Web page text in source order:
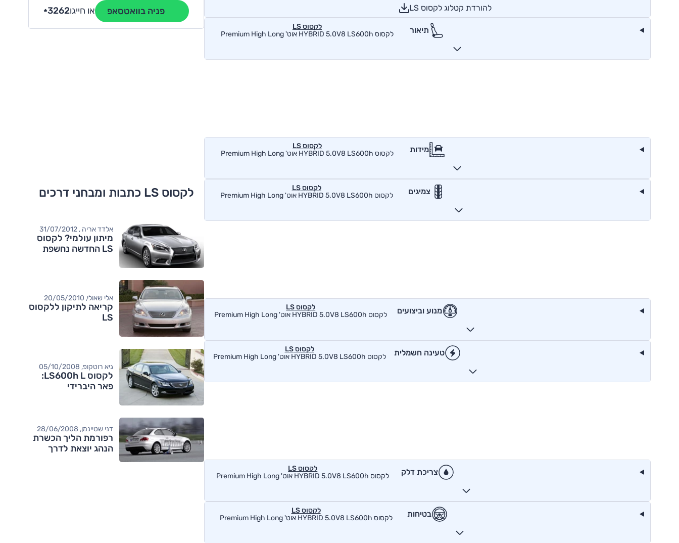
להורדת קטלוג לקסוס LS
תיאור
לקסוס LS
לקסוס HYBRID 5.0V8 LS600h אוט' Premium High Long
מידות
לקסוס LS
לקסוס HYBRID 5.0V8 LS600h אוט' Premium High Long
צמיגים
לקסוס LS
לקסוס HYBRID 5.0V8 LS600h אוט' Premium High Long
מנוע וביצועים
לקסוס LS
לקסוס HYBRID 5.0V8 LS600h אוט' Premium High Long
טעינה חשמלית
לקסוס LS
לקסוס HYBRID 5.0V8 LS600h אוט' Premium High Long
צריכת דלק
לקסוס LS
לקסוס HYBRID 5.0V8 LS600h אוט' Premium High Long
בטיחות
לקסוס LS
לקסוס HYBRID 5.0V8 LS600h אוט' Premium High Long
פניה בוואטסאפ או חייגו *3262
לקסוס LS כתבות ומבחני דרכים
אלדד אריה , 31/07/2012
מיתון עולמי? לקסוס
LS החדשה נחשפת
אלי שאולי, 20/05/2010
קריאה לתיקון ללקסוס
LS
גיא רוטקופ, 05/10/2008
לקסוס LS600h L:
פאר היברידי
דני שטיינמן, 28/06/2008
רפורמת הליך הכשרת
הנהג יוצאת לדרך
מותגים מתחרים